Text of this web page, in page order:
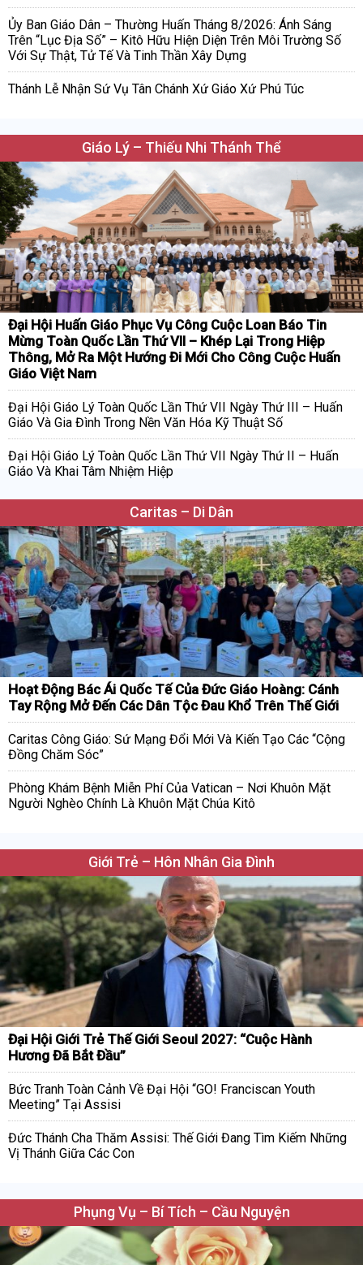
Ủy Ban Giáo Dân – Thường Huấn Tháng 8/2026: Ánh Sáng
Trên “Lục Địa Số” – Kitô Hữu Hiện Diện Trên Môi Trường Số
Với Sự Thật, Tử Tế Và Tinh Thần Xây Dựng
Thánh Lễ Nhận Sứ Vụ Tân Chánh Xứ Giáo Xứ Phú Túc
Giáo Lý – Thiếu Nhi Thánh Thể
Đại Hội Huấn Giáo Phục Vụ Công Cuộc Loan Báo Tin
Mừng Toàn Quốc Lần Thứ VII – Khép Lại Trong Hiệp
Thông, Mở Ra Một Hướng Đi Mới Cho Công Cuộc Huấn
Giáo Việt Nam
Đại Hội Giáo Lý Toàn Quốc Lần Thứ VII Ngày Thứ III – Huấn
Giáo Và Gia Đình Trong Nền Văn Hóa Kỹ Thuật Số
Đại Hội Giáo Lý Toàn Quốc Lần Thứ VII Ngày Thứ II – Huấn
Giáo Và Khai Tâm Nhiệm Hiệp
Caritas – Di Dân
Hoạt Động Bác Ái Quốc Tế Của Đức Giáo Hoàng: Cánh
Tay Rộng Mở Đến Các Dân Tộc Đau Khổ Trên Thế Giới
Caritas Công Giáo: Sứ Mạng Đổi Mới Và Kiến Tạo Các “Cộng
Đồng Chăm Sóc”
Phòng Khám Bệnh Miễn Phí Của Vatican – Nơi Khuôn Mặt
Người Nghèo Chính Là Khuôn Mặt Chúa Kitô
Giới Trẻ – Hôn Nhân Gia Đình
Đại Hội Giới Trẻ Thế Giới Seoul 2027: “Cuộc Hành
Hương Đã Bắt Đầu”
Bức Tranh Toàn Cảnh Về Đại Hội “GO! Franciscan Youth
Meeting” Tại Assisi
Đức Thánh Cha Thăm Assisi: Thế Giới Đang Tìm Kiếm Những
Vị Thánh Giữa Các Con
Phụng Vụ – Bí Tích – Cầu Nguyện